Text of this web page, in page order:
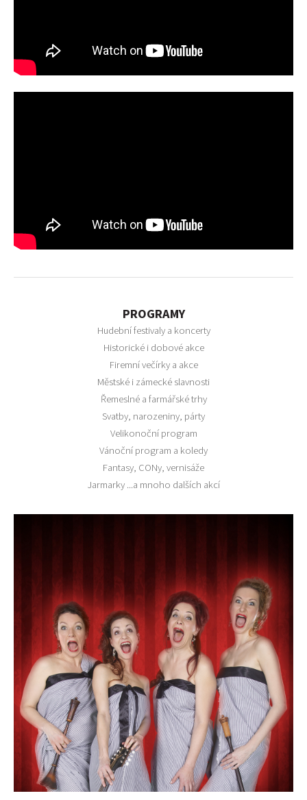
PROGRAMY
Hudební festivaly a koncerty
Historické i dobové akce
Firemní večírky a akce
Městské i zámecké slavnosti
Řemeslné a farmářské trhy
Svatby, narozeniny, párty
Velikonoční program
Vánoční program a koledy
Fantasy, CONy, vernisáže
Jarmarky ...a mnoho dalších akcí